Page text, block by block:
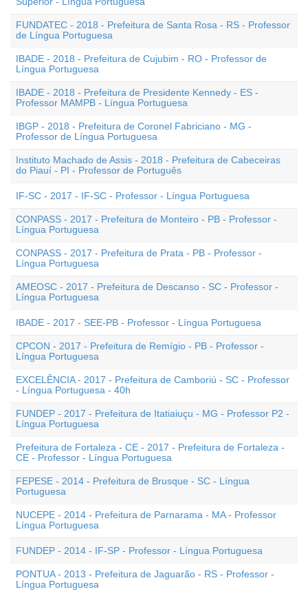
FUNDATEC - 2018 - Prefeitura de Santa Rosa - RS - Professor
de Língua Portuguesa
IBADE - 2018 - Prefeitura de Cujubim - RO - Professor de
Língua Portuguesa
IBADE - 2018 - Prefeitura de Presidente Kennedy - ES -
Professor MAMPB - Língua Portuguesa
IBGP - 2018 - Prefeitura de Coronel Fabriciano - MG -
Professor de Língua Portuguesa
Instituto Machado de Assis - 2018 - Prefeitura de Cabeceiras
do Piauí - PI - Professor de Português
IF-SC - 2017 - IF-SC - Professor - Língua Portuguesa
CONPASS - 2017 - Prefeitura de Monteiro - PB - Professor -
Língua Portuguesa
CONPASS - 2017 - Prefeitura de Prata - PB - Professor -
Língua Portuguesa
AMEOSC - 2017 - Prefeitura de Descanso - SC - Professor -
Língua Portuguesa
IBADE - 2017 - SEE-PB - Professor - Língua Portuguesa
CPCON - 2017 - Prefeitura de Remígio - PB - Professor -
Língua Portuguesa
EXCELÊNCIA - 2017 - Prefeitura de Camboriú - SC - Professor
- Língua Portuguesa - 40h
FUNDEP - 2017 - Prefeitura de Itatiaiuçu - MG - Professor P2 -
Língua Portuguesa
Prefeitura de Fortaleza - CE - 2017 - Prefeitura de Fortaleza -
CE - Professor - Língua Portuguesa
FEPESE - 2014 - Prefeitura de Brusque - SC - Língua
Portuguesa
NUCEPE - 2014 - Prefeitura de Parnarama - MA - Professor
Língua Portuguesa
FUNDEP - 2014 - IF-SP - Professor - Língua Portuguesa
PONTUA - 2013 - Prefeitura de Jaguarão - RS - Professor -
Língua Portuguesa